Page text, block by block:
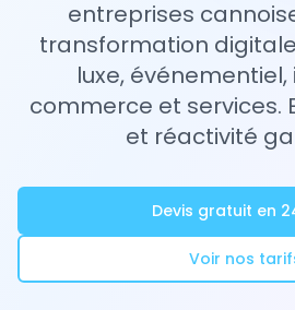
entreprises
transformation
luxe,
commerce et services.
et réactivité
Devis gratuit en
Voir nos